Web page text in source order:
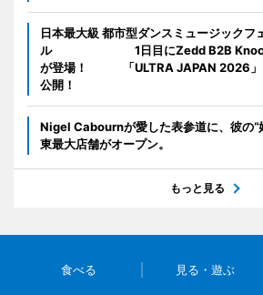
日本最大級 都市型ダンスミュージックフ
ル 1日目にZedd B2B Knock2
が登場！ 「ULTRA JAPAN 2026」
公開！
Nigel Cabournが愛した表参道に、彼の“
東最大店舗がオープン。
もっと見る
食べる 見る・遊ぶ